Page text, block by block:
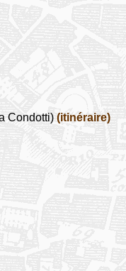
Condotti) (itinéraire)